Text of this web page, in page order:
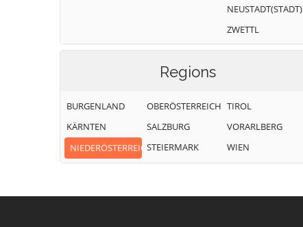
NEUSTADT(STADT)
ZWETTL
Regions
BURGENLAND
KÄRNTEN
NIEDERÖSTERREICH
OBERÖSTERREICH
SALZBURG
STEIERMARK
TIROL
VORARLBERG
WIEN